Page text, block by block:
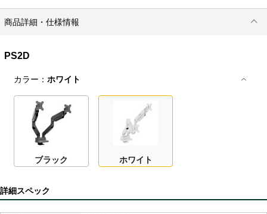
商品詳細・仕様情報
PS2D
カラー：ホワイト
ブラック ホワイト
詳細スペック